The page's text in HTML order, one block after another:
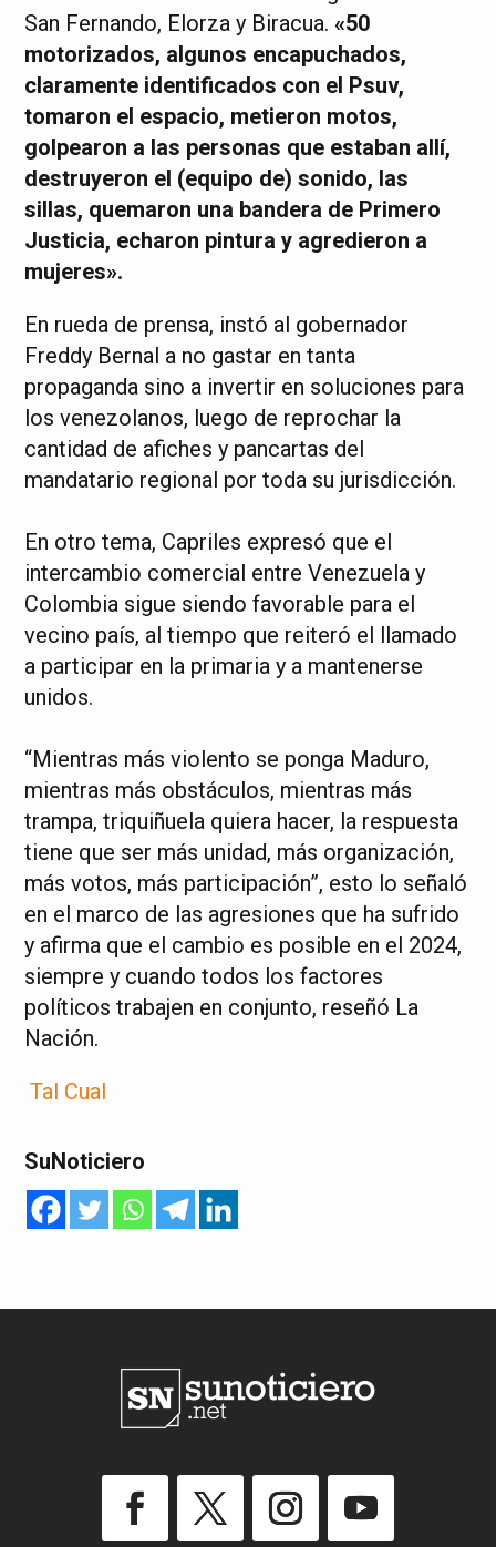
San Fernando, Elorza y Biracua.«50
motorizados, algunos encapuchados,
claramente identificados con el Psuv,
tomaron el espacio, metieron motos,
golpearon a las personas que estaban allí,
destruyeron el (equipo de) sonido, las
sillas, quemaron una bandera de Primero
Justicia, echaron pintura y agredieron a
mujeres».
En rueda de prensa, instó al gobernador
Freddy Bernal a no gastar en tanta
propaganda sino a invertir en soluciones para
los venezolanos, luego de reprochar la
cantidad de afiches y pancartas del
mandatario regional por toda su jurisdicción.
En otro tema, Capriles expresó que el
intercambio comercial entre Venezuela y
Colombia sigue siendo favorable para el
vecino país, al tiempo que reiteró el llamado
a participar en la primaria y a mantenerse
unidos.
“Mientras más violento se ponga Maduro,
mientras más obstáculos, mientras más
trampa, triquiñuela quiera hacer, la respuesta
tiene que ser más unidad, más organización,
más votos, más participación”, esto lo señaló
en el marco de las agresiones que ha sufrido
y afirma que el cambio es posible en el 2024,
siempre y cuando todos los factores
políticos trabajen en conjunto, reseñó La
Nación.
Tal Cual
SuNoticiero